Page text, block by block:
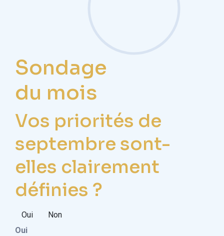
Sondage
du mois
Vos priorités de
septembre sont-
elles clairement
définies ?
Oui
Non
Oui